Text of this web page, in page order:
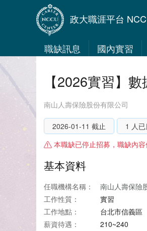
政大職涯平台
職缺訊息 國內實習
【2026實習】
南山人壽保險股份有限公司
2026-01-11 截止 1 人
本職缺已停止招募，職缺內
基本資料
任職機構名稱：
南山人壽保險
工作性質：
實習
工作地點：
台北市信義區
薪資待遇：
210~240